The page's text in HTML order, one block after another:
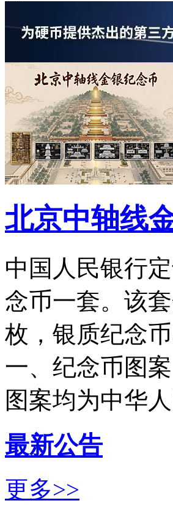
北京中轴线
中国人民银行
念币一套。该
枚，银质纪念
一、纪念币图
图案均为中华
最新公告
更多>>